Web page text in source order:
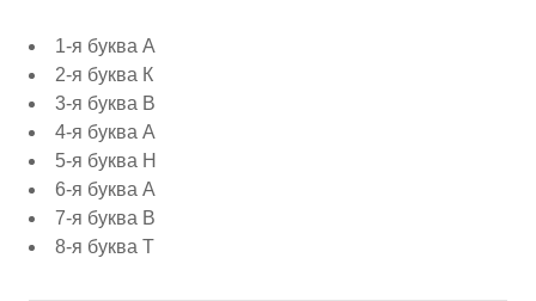
1-я буква А
2-я буква К
3-я буква В
4-я буква А
5-я буква Н
6-я буква А
7-я буква В
8-я буква Т